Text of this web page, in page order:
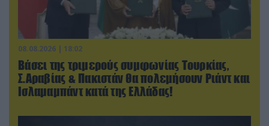
08.08.2026 | 18:02
Βάσει της τριμερούς συμφωνίας Τουρκίας,
Σ.Αραβίας & Πακιστάν θα πολεμήσουν Ριάντ και
Ισλαμαμπάντ κατά της Ελλάδας!